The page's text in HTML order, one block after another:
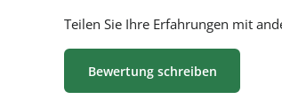
Teilen Sie Ihre Erfahrungen mit
Bewertung schreiben